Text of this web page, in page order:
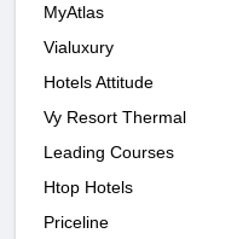
MyAtlas
Vialuxury
Hotels Attitude
Vy Resort Thermal
Leading Courses
Htop Hotels
Priceline